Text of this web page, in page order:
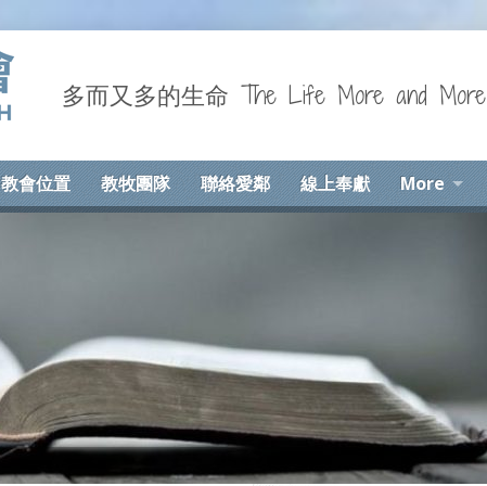
多而又多的生命 The Life More and More
教會位置 教牧團隊 聯絡愛鄰 線上奉獻 More